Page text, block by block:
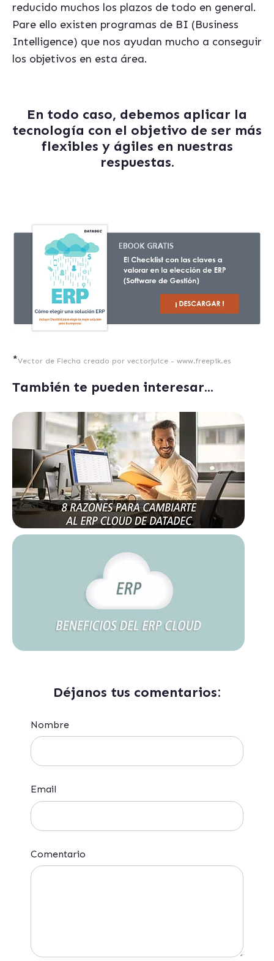
reducido muchos los plazos de todo en general.
Pare ello existen programas de BI (Business
Intelligence) que nos ayudan mucho a conseguir
los objetivos en esta área.
En todo caso, debemos aplicar la
tecnología con el objetivo de ser más
flexibles y ágiles en nuestras
respuestas.
*Vector de Flecha creado por vectorjuice - www.freepik.es
También te pueden interesar...
Déjanos tus comentarios:
Nombre
Email
Comentario